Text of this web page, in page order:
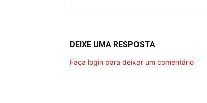
DEIXE UMA RESPOSTA
Faça login para deixar um comentário